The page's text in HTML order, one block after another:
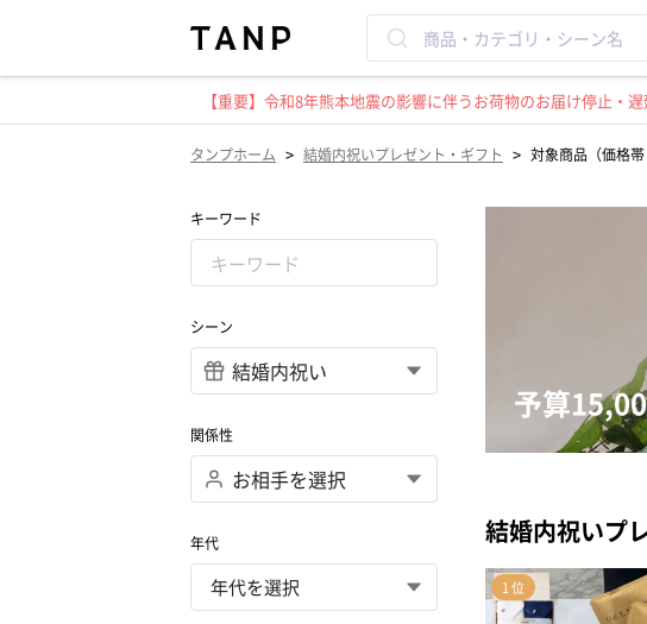
【重要】令和8年熊本地震の影響に伴うお荷物のお届け停止・
タンプホーム > 結婚内祝いプレゼント・ギフト > 対象商品（価格
キーワード
シーン
関係性
年代
予算
結婚内祝いプ